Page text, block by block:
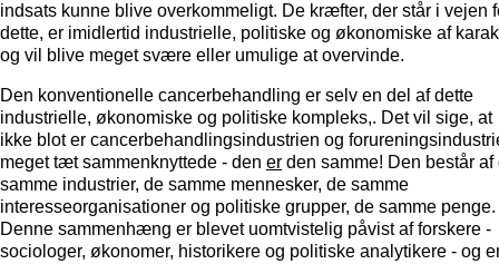
indsats kunne blive overkommeligt. De kræfter, der står i vejen
dette, er imidlertid industrielle, politiske og økonomiske af
og vil blive meget svære eller umulige at overvinde.
Den konventionelle cancerbehandling er selv en del af dette
industrielle, økonomiske og politiske kompleks,. Det vil sige, at
ikke blot er cancerbehandlingsindustrien og
meget tæt sammenknyttede - den er den samme! Den består af
samme industrier, de samme mennesker, de samme
interesseorganisationer og politiske grupper, de samme penge.
Denne sammenhæng er blevet uomtvistelig påvist af forskere -
sociologer, økonomer, historikere og politiske analytikere - og